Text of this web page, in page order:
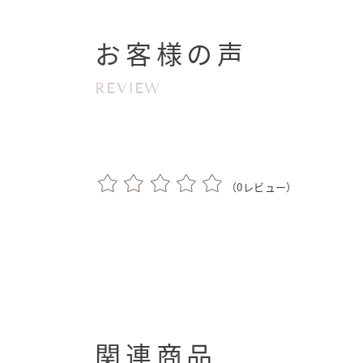
お客様の声
REVIEW
（0 レビュー）
関連商品